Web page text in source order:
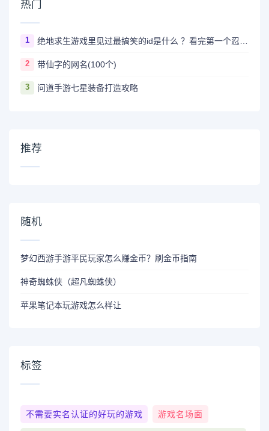
热门
1 绝地求生游戏里见过最搞笑的id是什么 ？看完第一个忍不住爆笑
2 带仙字的网名(100个)
3 问道手游七星装备打造攻略
推荐
随机
梦幻西游手游平民玩家怎么赚金币？刷金币指南
神奇蜘蛛侠（超凡蜘蛛侠）
苹果笔记本玩游戏怎么样让
标签
不需要实名认证的好玩的游戏 游戏名场面